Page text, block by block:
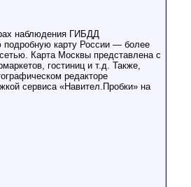
наблюдения ГИБДД
подробную карту России — более
Карта Москвы представлена с
гостиниц и т.д. Также,
редакторе
сервиса «Навител.Пробки» на